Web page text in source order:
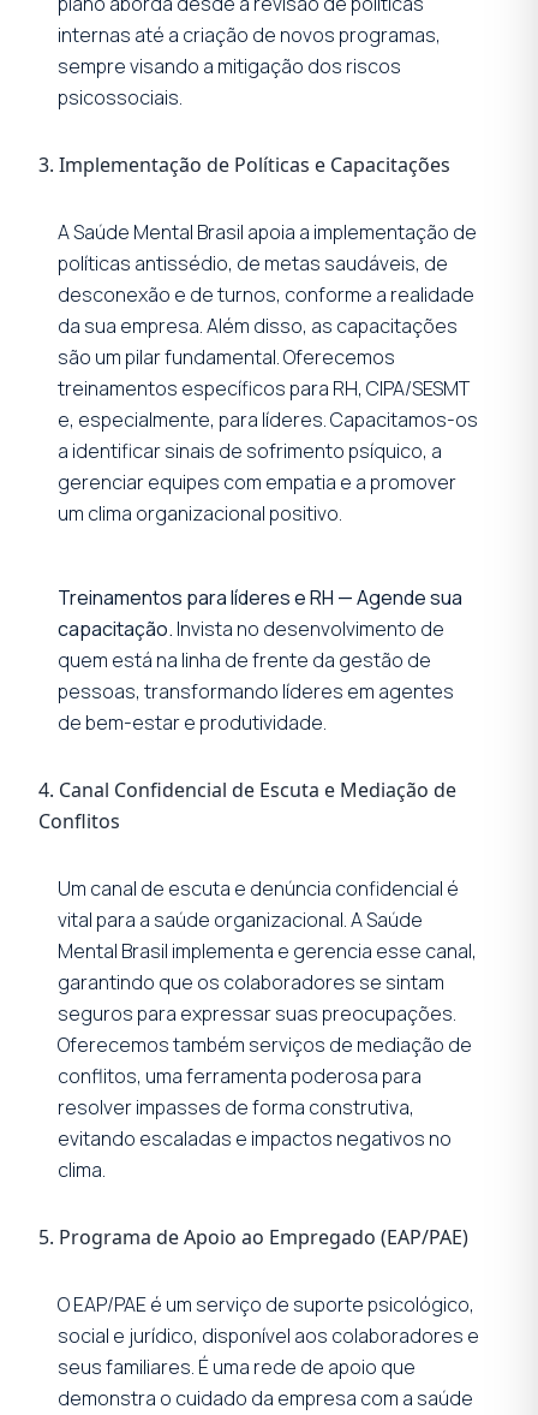
internas até a criação de novos programas,
sempre visando a mitigação dos riscos
psicossociais.
3. Implementação de Políticas e Capacitações
A Saúde Mental Brasil apoia a implementação de
políticas antissédio, de metas saudáveis, de
desconexão e de turnos, conforme a realidade
da sua empresa. Além disso, as capacitações
são um pilar fundamental. Oferecemos
treinamentos específicos para RH, CIPA/SESMT
e, especialmente, para líderes. Capacitamos-os
a identificar sinais de sofrimento psíquico, a
gerenciar equipes com empatia e a promover
um clima organizacional positivo.
Treinamentos para líderes e RH — Agende sua
capacitação. Invista no desenvolvimento de
quem está na linha de frente da gestão de
pessoas, transformando líderes em agentes
de bem-estar e produtividade.
4. Canal Confidencial de Escuta e Mediação de
Conflitos
Um canal de escuta e denúncia confidencial é
vital para a saúde organizacional. A Saúde
Mental Brasil implementa e gerencia esse canal,
garantindo que os colaboradores se sintam
seguros para expressar suas preocupações.
Oferecemos também serviços de mediação de
conflitos, uma ferramenta poderosa para
resolver impasses de forma construtiva,
evitando escaladas e impactos negativos no
clima.
5. Programa de Apoio ao Empregado (EAP/PAE)
O EAP/PAE é um serviço de suporte psicológico,
social e jurídico, disponível aos colaboradores e
seus familiares. É uma rede de apoio que
demonstra o cuidado da empresa com a saúde